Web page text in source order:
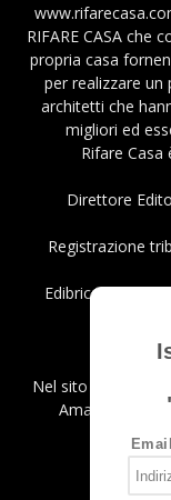
Email
RIFARE CASA che
propria casa
per realizzare un
architetti che
migliori ed
Rifare
Direttore
Registrazione
Edibrico srl -
Nel sito sono
Amazon